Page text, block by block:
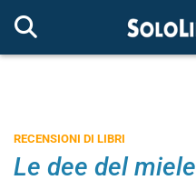
RECENSIONI DI LIBRI
Le dee del miele